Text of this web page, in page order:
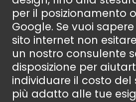
per il posizionamento
Google. Se vuoi
sito internet non
un nostro consulente
disposizione per
individuare il costo del
più adatto alle tue